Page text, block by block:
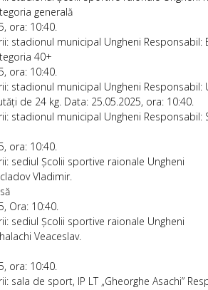
generală
ora: 10:40.
stadionul municipal Ungheni Responsabil:
40+
ora: 10:40.
stadionul municipal Ungheni Responsabil:
de 24 kg. Data: 25.05.2025, ora: 10:40.
stadionul municipal Ungheni Responsabil:
ora: 10:40.
sediul Școlii sportive raionale Ungheni
Vladimir.
Ora: 10:40.
sediul Școlii sportive raionale Ungheni
Veaceslav.
ora: 10:40.
sala de sport, IP LT „Gheorghe Asachi”